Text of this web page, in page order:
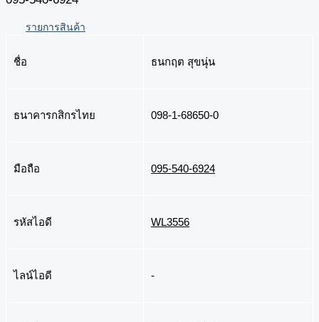
รายการสินค้า
ชื่อ ธนกฤต สุขนุ่น
ธนาคารกสิกรไทย 098-1-68650-0
มือถือ 095-540-6924
รหัสไอดี WL3556
ไลน์ไอดี -